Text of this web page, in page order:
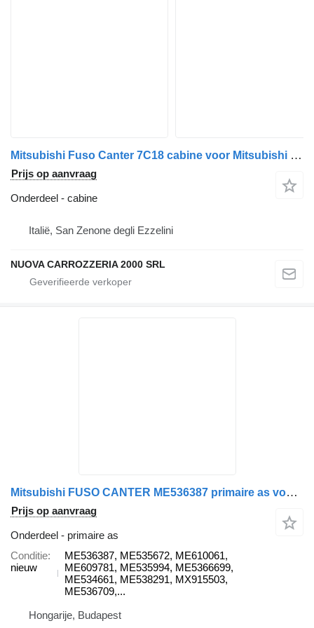
Mitsubishi Fuso Canter 7C18 cabine voor Mitsubishi Fuso Canter euro5 vrachtwagen
Prijs op aanvraag
Onderdeel - cabine
Italië, San Zenone degli Ezzelini
NUOVA CARROZZERIA 2000 SRL
Mitsubishi FUSO CANTER ME536387 primaire as voor Mitsubishi Fuso canter vrachtwagen
Prijs op aanvraag
Onderdeel - primaire as
Conditie
nieuw
ME536387, ME535672, ME610061,
ME609781, ME535994, ME5366699,
ME534661, ME538291, MX915503,
ME536709,...
Hongarije, Budapest